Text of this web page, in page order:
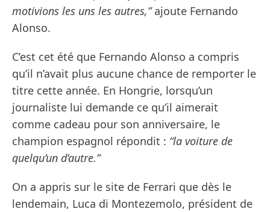
motivions les uns les autres,”ajoute Fernando
Alonso.
C’est cet été que Fernando Alonso a compris
qu’il n’avait plus aucune chance de remporter le
titre cette année. En Hongrie, lorsqu’un
journaliste lui demande ce qu’il aimerait
comme cadeau pour son anniversaire, le
champion espagnol répondit : “la voiture de
quelqu’un d’autre.”
On a appris sur le site de Ferrari que dès le
lendemain, Luca di Montezemolo, président de